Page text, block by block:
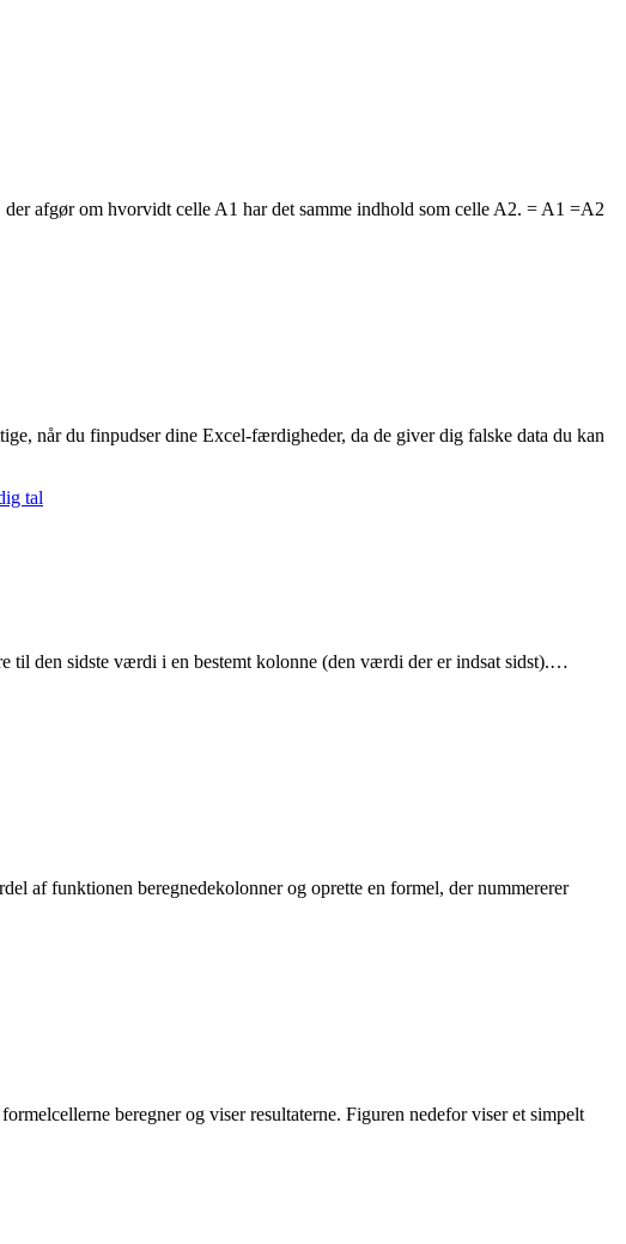
afgør om hvorvidt celle A1 har det samme indhold som celle A2. = A1 =A2
når du finpudser dine Excel-færdigheder, da de giver dig falske data du kan
tal
til den sidste værdi i en bestemt kolonne (den værdi der er indsat sidst).…
af funktionen beregnedekolonner og oprette en formel, der nummererer
beregner og viser resultaterne. Figuren nedefor viser et simpelt